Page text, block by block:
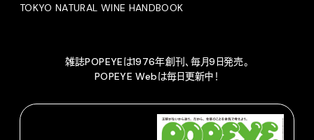
TOKYO NATURAL WINE HANDBOOK
雑誌POPEYEは1976年創刊、毎月9日発売。
POPEYE Webは毎日更新中！